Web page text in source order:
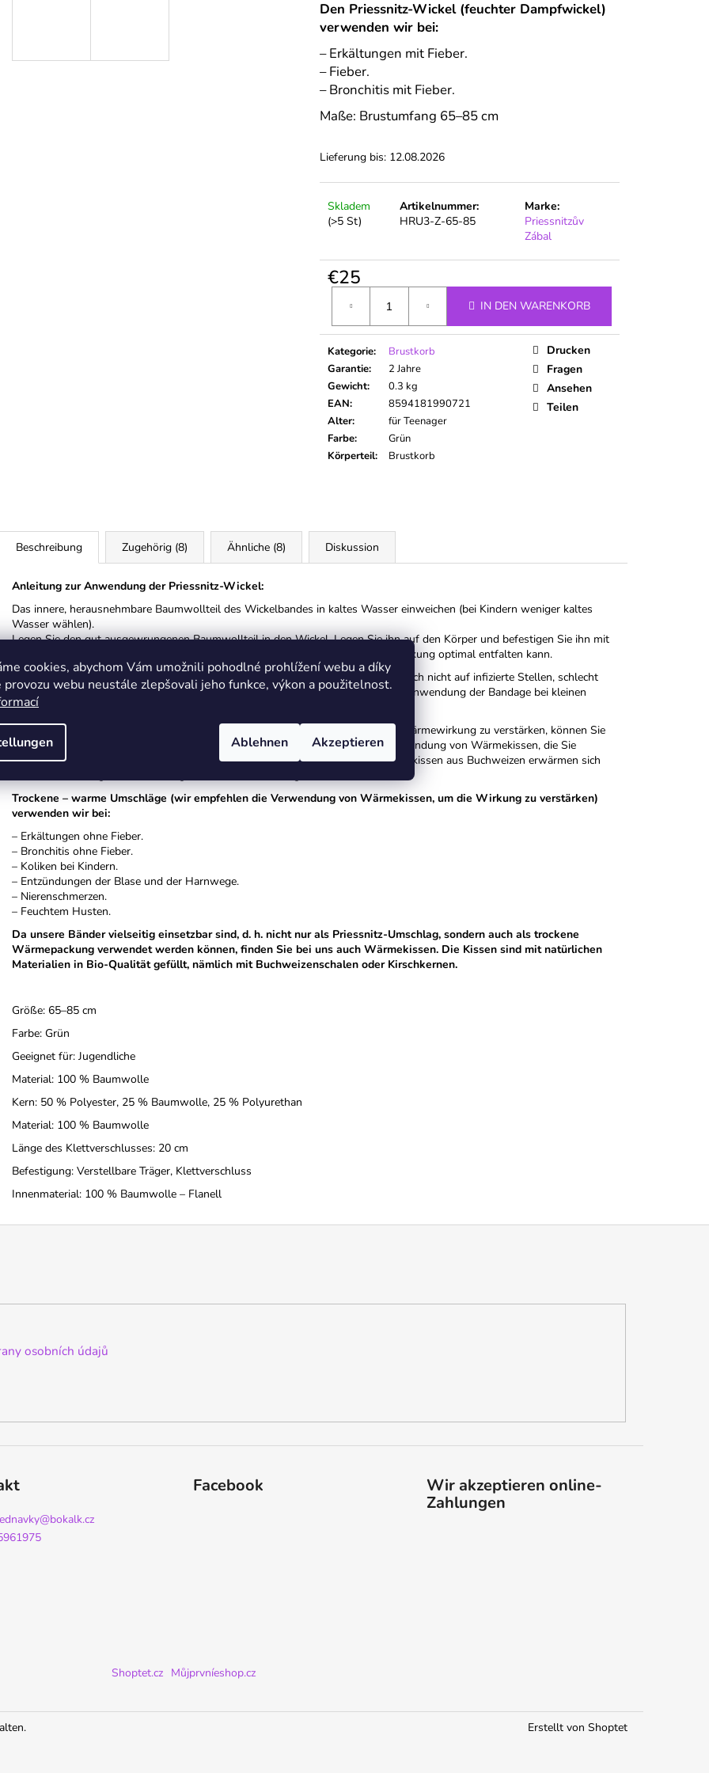
cookies, abychom Vám umožnili pohodlné prohlížení webu a díky
provozu webu neustále zlepšovali jeho funkce, výkon a použitelnost.
Ablehnen Akzeptieren
Den Priessnitz-Wickel (feuchter Dampfwickel)
verwenden wir bei:
– Erkältungen mit Fieber.
– Fieber.
– Bronchitis mit Fieber.
Maße: Brustumfang 65–85 cm
Lieferung bis: 12.08.2026
Skladem
(>5 St)
Artikelnummer:
HRU3-Z-65-85
Marke:
Priessnitzův
Zábal
€25
IN DEN WARENKORB
Kategorie:
Brustkorb
Garantie:
2 Jahre
Gewicht:
0.3 kg
EAN:
8594181990721
Alter:
für Teenager
Farbe:
Grün
Körperteil: Brustkorb
Drucken
Fragen
Ansehen
Teilen
Beschreibung Zugehörig (8) Ähnliche (8) Diskussion
Anleitung zur Anwendung der Priessnitz-Wickel:
Das innere, herausnehmbare Baumwollteil des Wickelbandes in kaltes Wasser einweichen (bei Kindern weniger kaltes
Wasser wählen).
Legen Sie den gut ausgewrungenen Baumwollteil in den Wickel. Legen Sie ihn auf den Körper und befestigen Sie ihn mit
Klettverschluss, damit der Wickel möglichst gut am Körper anliegt und seine Wirkung optimal entfalten kann.
Lassen Sie den Priessnitz-Wickel nicht über Nacht einwirken! Die Bandage darf auch nicht auf infizierte Stellen, schlecht
heilende Wunden, Hautkrankheiten wie Ekzeme usw. aufgelegt werden. Bei der Anwendung der Bandage bei kleinen
Kindern ist es besser, zuerst einen Arzt zu konsultieren.
Die trockene, warme Bandage kann als solche verwendet werden, aber um die Wärmewirkung zu verstärken, können Sie
den inneren Baumwollteil z. B. durch Bügeln erwärmen. Wir empfehlen die Verwendung von Wärmekissen, die Sie
bequem in der Mikrowelle erwärmen können – insbesondere Kirschkerne. Wärmekissen aus Buchweizen erwärmen sich
Trockene – warme Umschläge (wir empfehlen die Verwendung von Wärmekissen, um die Wirkung zu verstärken)
verwenden wir bei:
– Erkältungen ohne Fieber.
– Bronchitis ohne Fieber.
– Koliken bei Kindern.
– Entzündungen der Blase und der Harnwege.
– Nierenschmerzen.
– Feuchtem Husten.
Da unsere Bänder vielseitig einsetzbar sind, d. h. nicht nur als Priessnitz-Umschlag, sondern auch als trockene
Wärmepackung verwendet werden können, finden Sie bei uns auch Wärmekissen. Die Kissen sind mit natürlichen
Materialien in Bio-Qualität gefüllt, nämlich mit Buchweizenschalen oder Kirschkernen.
Größe: 65–85 cm
Farbe: Grün
Geeignet für: Jugendliche
Material: 100 % Baumwolle
Kern: 50 % Polyester, 25 % Baumwolle, 25 % Polyurethan
Material: 100 % Baumwolle
Länge des Klettverschlusses: 20 cm
Befestigung: Verstellbare Träger, Klettverschluss
Innenmaterial: 100 % Baumwolle – Flanell
osobních údajů
@bokalk.cz
Facebook
Wir akzeptieren online-
Zahlungen
Shoptet.cz Můjprvníeshop.cz
Erstellt von Shoptet